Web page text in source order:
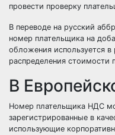
провести проверку
В переводе на русский
номер плательщика на
обложения используется в
распределения стоимости
В
Номер плательщика НДС
зарегистрированные в
использующие